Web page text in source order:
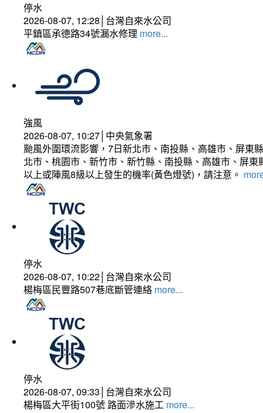
停水
2026-08-07, 12:28│台灣自來水公司
平鎮區承德路34號漏水修理 more...
強風
2026-08-07, 10:27│中央氣象署
颱風外圍環流影響，7日新北市、南投縣、高雄市、屏東
北市、桃園市、新竹市、新竹縣、南投縣、高雄市、屏
以上或陣風8級以上發生的機率(黃色燈號)，請注意。
停水
2026-08-07, 10:22│台灣自來水公司
楊梅區民豐路507巷底斷管連絡 more...
停水
2026-08-07, 09:33│台灣自來水公司
楊梅區大平街100號 路面滲水施工 more...